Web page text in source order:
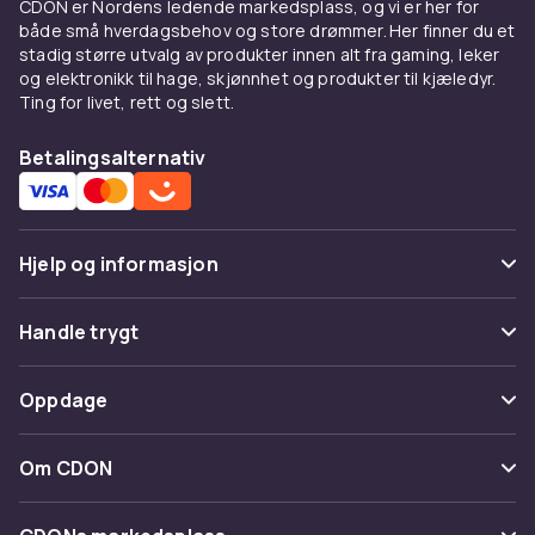
stor som en tradisjonell 45W laptop-adapter.
Kjøp strømadaptere og ladere online hos
CDON. Se ogsåreiseadaptereog
powerbanks.
Fordeler og bruksanvisning
for Strømadaptere & -ladere
Hos CDON finner du Strømadaptere & -ladere
fra ledende produsenter til
sortiment dekker alle prisklasser, fra
innstegsmodeller til avanserte profesjonelle
løsninger. Alle produkter er sertifiserte og
CDON er Nordens ledende markedsplass, og vi er her for
både små hverdagsbehov og store drømmer. Her finner du et
stadig større utvalg av produkter innen alt fra gaming, leker
og elektronikk til hage, skjønnhet og produkter til kjæledyr.
Ting for livet, rett og slett.
Betalingsalternativ
Hjelp og informasjon
Vanlige spørsmål
Spor pakke
Angre & returner her
Kontakt oss
Handle trygt
Betaling
Levering
Oppdage
Kategorier
Varemerker
Om CDON
Om oss